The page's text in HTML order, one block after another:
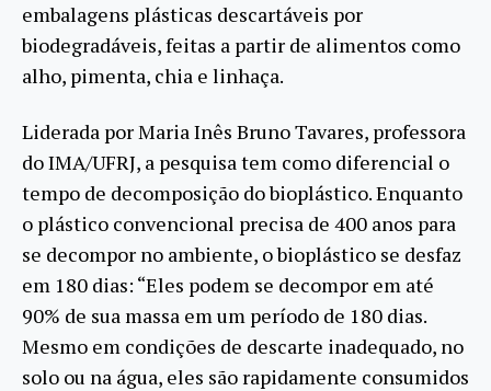
embalagens plásticas descartáveis por
biodegradáveis, feitas a partir de alimentos como
alho, pimenta, chia e linhaça.
Liderada por Maria Inês Bruno Tavares, professora
do IMA/UFRJ, a pesquisa tem como diferencial o
tempo de decomposição do bioplástico. Enquanto
o plástico convencional precisa de 400 anos para
se decompor no ambiente, o bioplástico se desfaz
em 180 dias: “Eles podem se decompor em até
90% de sua massa em um período de 180 dias.
Mesmo em condições de descarte inadequado, no
solo ou na água, eles são rapidamente consumidos